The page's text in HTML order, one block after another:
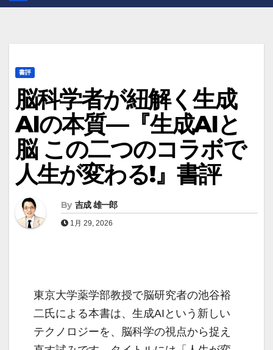
書評
脳科学者が紐解く生成
AIの本質—『生成AIと
脳 この二つのコラボで
人生が変わる!』書評
By 吉成 雄一郎
1月 29, 2026
東京大学薬学部教授で脳研究者の池谷裕
二氏による本書は、生成AIという新しい
テクノロジーを、脳科学の視点から捉え